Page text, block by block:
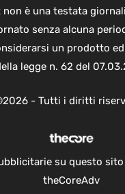
non è una testata
senza alcuna
un prodotto
legge n. 62 del
- Tutti i diritti
su questo
theCoreAdv